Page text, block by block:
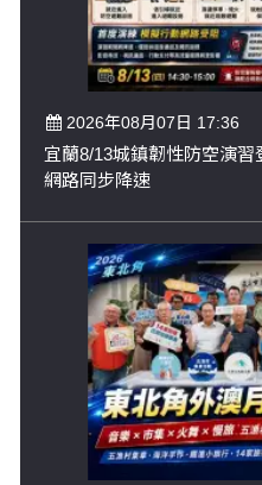
2026年08月07日 17:36
宜蘭8/13城鎮韌性防空演
網路同步降速